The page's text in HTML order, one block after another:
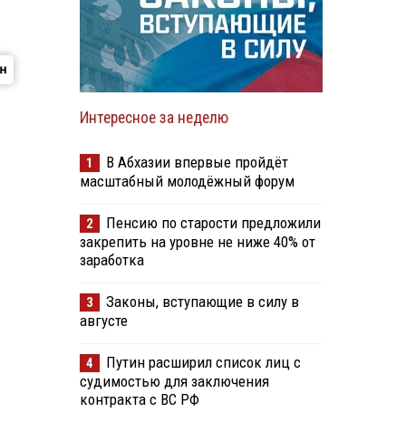
Интересное за неделю
1
В Абхазии впервые пройдёт
масштабный молодёжный форум
2
Пенсию по старости предложили
закрепить на уровне не ниже 40% от
заработка
3
Законы, вступающие в силу в
августе
4
Путин расширил список лиц с
судимостью для заключения
контракта с ВС РФ